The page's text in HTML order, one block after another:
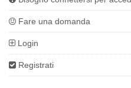
Fare una domanda
Login
Registrati